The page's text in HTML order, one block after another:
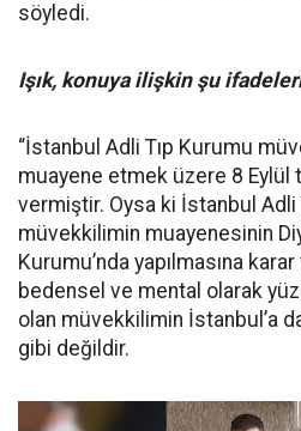
söyledi.
Işık, konuya ilişkin şu
“İstanbul Adli Tıp Kurumu
muayene etmek üzere 8 Eylül
vermiştir. Oysa ki İstanbul Adli
müvekkilimin muayenesinin
Kurumu’nda yapılmasına
bedensel ve mental olarak
olan müvekkilimin İstanbul’a
gibi değildir.